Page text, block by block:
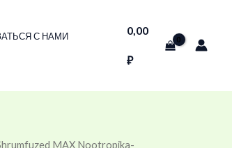
С НАМИ
0,00
₽
MAX Nootropika-